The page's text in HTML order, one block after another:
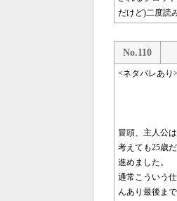
だけど)二度読
No.110
<ネタバレあり>
冒頭、主人公
考えても25歳
進めました。
通常こういう
んあり最後ま